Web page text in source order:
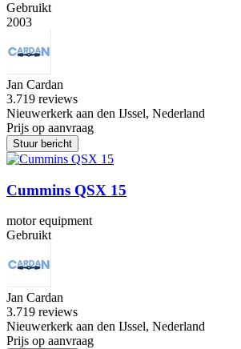
Gebruikt
2003
Jan Cardan
3.719 reviews
Nieuwerkerk aan den IJssel, Nederland
Prijs op aanvraag
Stuur bericht
Cummins QSX 15
motor equipment
Gebruikt
Jan Cardan
3.719 reviews
Nieuwerkerk aan den IJssel, Nederland
Prijs op aanvraag